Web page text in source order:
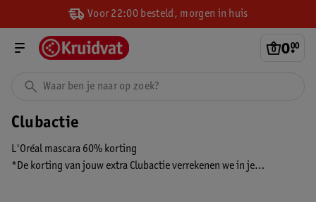
Voor 22:00 besteld, morgen in huis
0.
00
Clubactie
L'Oréal mascara 60% korting
*De korting van jouw extra Clubactie verrekenen we in je